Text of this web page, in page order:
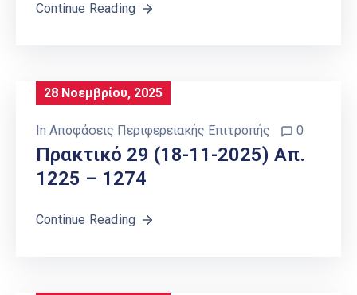
Continue Reading
28 Νοεμβρίου, 2025
In Αποφάσεις Περιφερειακής Επιτροπής 0
Πρακτικό 29 (18-11-2025) Απ.
1225 – 1274
Continue Reading